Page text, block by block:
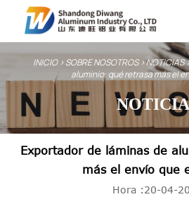
INICIO>SOBRE NOSOTROS>NOTICIAS
aluminio: qué retrasa más el
Exportador de láminas de
más el envío que
Hora :20-04-